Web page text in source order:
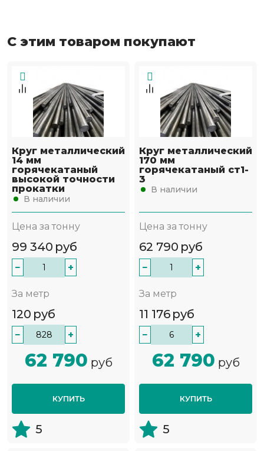
С этим товаром покупают
Круг металлический
14 мм
горячекатаный
высокой точности
прокатки
В наличии
Цена за тонну
99 340 руб
− +
За метр
120 руб
− +
62 790 руб
КУПИТЬ
5
Круг металлический
170 мм
горячекатаный ст1-
3
В наличии
Цена за тонну
62 790 руб
− +
За метр
11 176 руб
− +
62 790 руб
КУПИТЬ
5